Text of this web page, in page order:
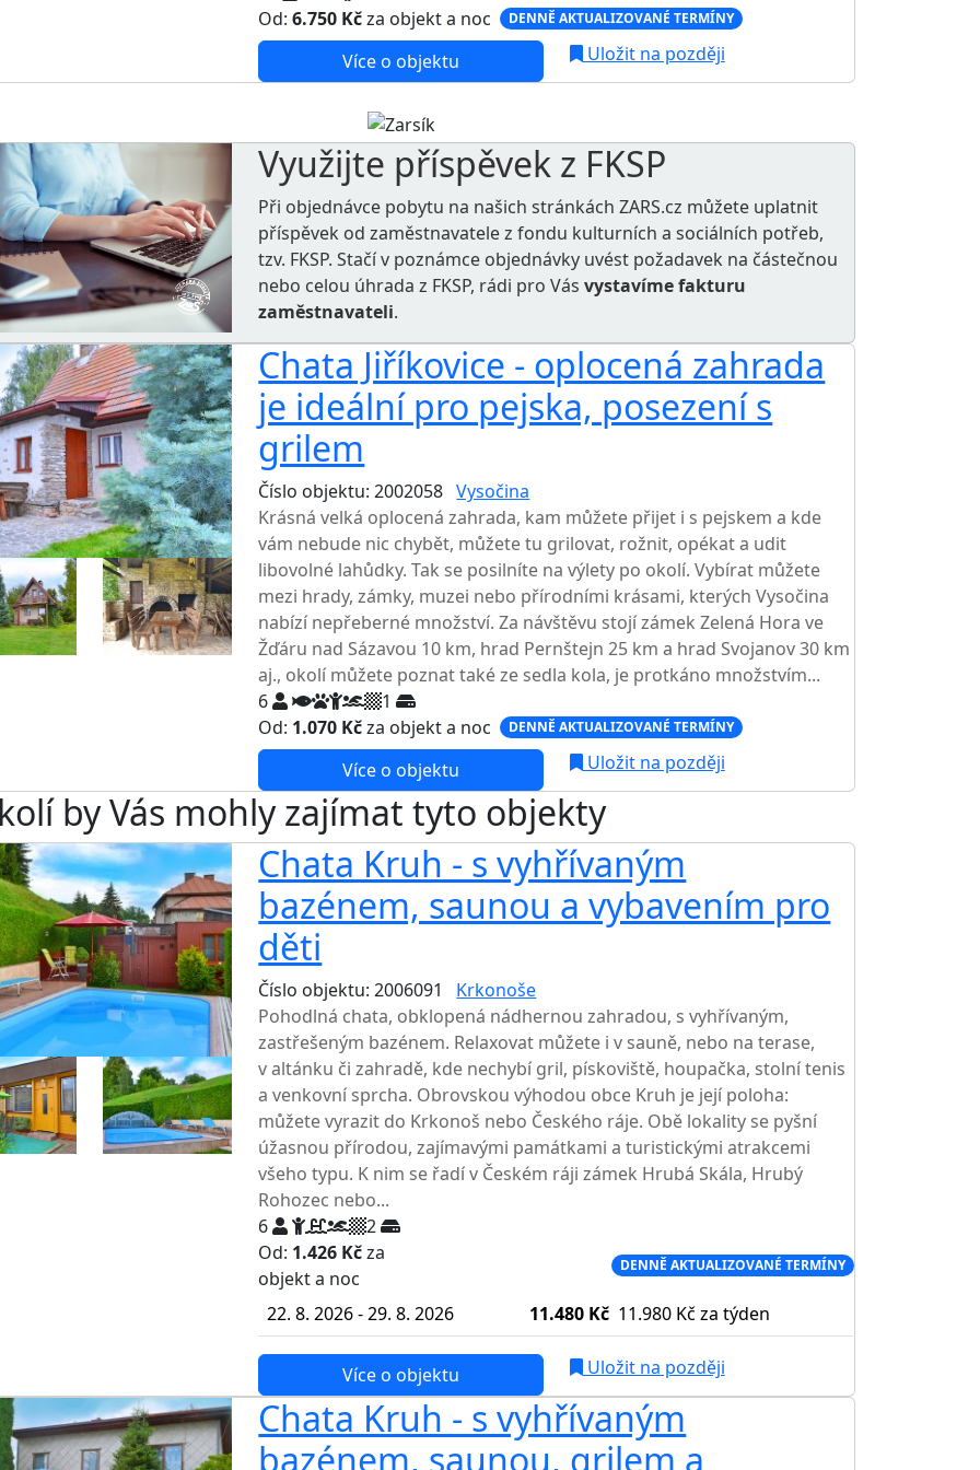
Od:6.750 Kčza objekt a noc DENNĚ AKTUALIZOVANÉ TERMÍNY
Více o objektu Uložit na později
Využijte příspěvek z FKSP
Při objednávce pobytu na našich stránkách ZARS.cz můžete uplatnit
příspěvek od zaměstnavatele zfondu kulturních a sociálních potřeb,
tzv. FKSP. Stačí v poznámce objednávky uvést požadavek na částečnou
nebo celou úhrada z FKSP, rádi pro Vásvystavíme fakturu
zaměstnavateli.
Chata Jiříkovice - oplocená zahrada
je ideální pro pejska, posezení s
grilem
Číslo objektu: 2002058 Vysočina
Krásná velká oplocená zahrada, kam můžete přijet i s pejskem a kde
vám nebude nic chybět, můžete tu grilovat, rožnit, opékat a udit
libovolné lahůdky. Tak se posilníte na výlety po okolí. Vybírat můžete
mezi hrady, zámky, muzei nebo přírodními krásami, kterých Vysočina
nabízí nepřeberné množství. Za návštěvu stojí zámek Zelená Hora ve
Žďáru nad Sázavou 10 km, hrad Pernštejn 25 km a hrad Svojanov 30 km
aj., okolí můžete poznat také ze sedla kola, je protkáno množstvím...
6
1
Od: 1.070 Kčza objekt a noc DENNĚ AKTUALIZOVANÉ TERMÍNY
Více o objektu Uložit na později
by Vás mohly zajímat tyto objekty
Chata Kruh - s vyhřívaným
bazénem, saunou a vybavením pro
děti
Číslo objektu: 2006091 Krkonoše
Pohodlná chata, obklopená nádhernou zahradou, s vyhřívaným,
zastřešeným bazénem. Relaxovat můžete i v sauně, nebo na terase,
v altánku či zahradě, kde nechybí gril, pískoviště, houpačka, stolní tenis
a venkovní sprcha. Obrovskou výhodou obce Kruh je její poloha:
můžete vyrazit do Krkonoš nebo Českého ráje. Obě lokality se pyšní
úžasnou přírodou, zajímavými památkami a turistickými atrakcemi
všeho typu. K nim se řadí v Českém ráji zámek Hrubá Skála, Hrubý
Rohozec nebo...
6
2
Od: 1.426 Kčza
objekt a noc
DENNĚ AKTUALIZOVANÉ TERMÍNY
22. 8. 2026 - 29. 8. 2026 11.480 Kč 11.980 Kč za týden
Více o objektu
Uložit na později
Chata Kruh - s vyhřívaným
bazénem, saunou, grilem a